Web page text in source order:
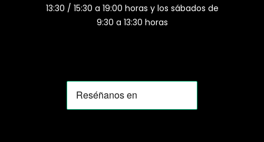
13:30 / 15:30 a 19:00 horas y los sábados de
9:30 a 13:30 horas